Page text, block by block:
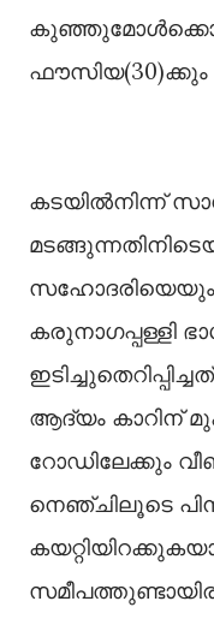
ഫൗസിയ(30)ക്കും
കടയില്‍നിന്ന്
കരുനാഗപ്പള്ളി
ആദ്യം കാറിന്
റോഡിലേക്കും
നെഞ്ചിലൂടെ